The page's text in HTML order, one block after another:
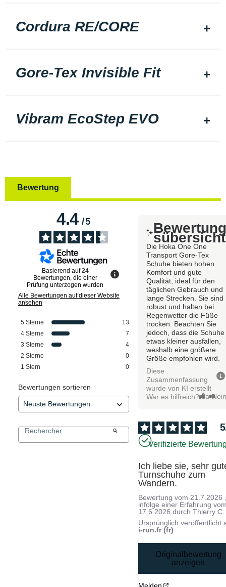
Cordura RE/CORE
Gore-Tex Invisible Fit
Vibram EcoStep EVO
Bewertung
4.4/5
Basierend auf24
Bewertungen, die einer
Prüfung unterzogen wurden
Alle Bewertungen auf dieser Website
ansehen
5 Sterne
13
4 Sterne
7
3 Sterne
4
2 Sterne
0
1 Stern 0
Bewertungen sortieren
sübersicht
Die Hoka One One
Transport Gore-Tex
Schuhe bieten hohen
Komfort und gute
Qualität, ideal für den
täglichen Gebrauch und
lange Strecken. Sie sind
robust und halten bei
Regenwetter die Füße
trocken. Beachten Sie
jedoch, dass die Schuhe
etwas kleiner ausfallen,
weshalb eine größere
Größe empfohlen wird.
Diese
Zusammenfassung
wurde von KI erstellt
War es hilfreich? Ja
5
Verifizierte
Ich liebe sie, sehr
Turnschuhe zum
Wandern.
Bewertung vom 21.7.2026
infolge einer Erfahrung
17.6.2026 durchThierry C.
Ursprünglich veröffentlicht
i-run.fr (fr)
Originalbewertung
anzeigen